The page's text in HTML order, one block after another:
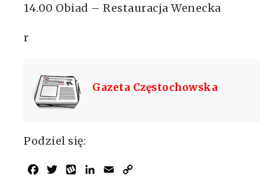
14.00 Obiad – Restauracja Wenecka
r
Gazeta Częstochowska
Podziel się:
Facebook
TwitterWykopLinkedIn
Email